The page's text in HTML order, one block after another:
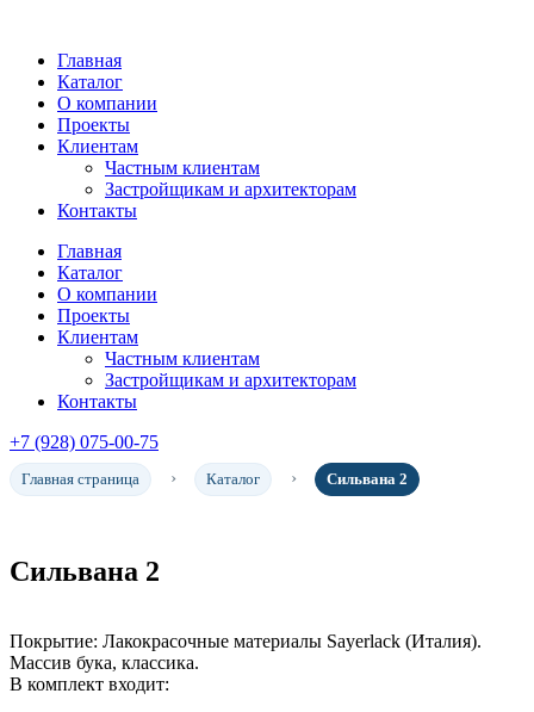
Главная
Каталог
О компании
Проекты
Клиентам
Частным клиентам
Застройщикам и архитекторам
Контакты
Главная
Каталог
О компании
Проекты
Клиентам
Частным клиентам
Застройщикам и архитекторам
Контакты
+7 (928) 075-00-75
Главная страница Каталог Сильвана 2
Сильвана 2
Покрытие: Лакокрасочные материалы Sayerlack (Италия).
Массив бука, классика.
В комплект входит: